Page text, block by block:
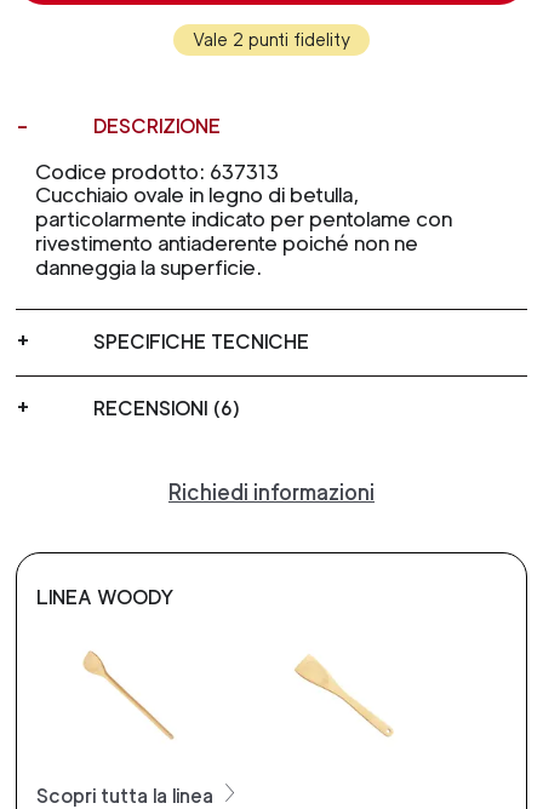
Vale 2 punti fidelity
DESCRIZIONE
Codice prodotto: 637313
Cucchiaio ovale in legno di betulla,
particolarmente indicato per pentolame con
rivestimento antiaderente poiché non ne
danneggia la superficie.
SPECIFICHE TECNICHE
RECENSIONI (6)
Richiedi informazioni
LINEA WOODY
Scopri tutta la linea